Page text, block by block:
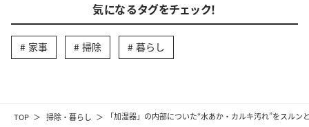
TOP 掃除・暮らし 「加湿器」の内部についた“水あか・カルキ汚れ”をスルン
気になるタグをチェック！
家事 掃除 暮らし